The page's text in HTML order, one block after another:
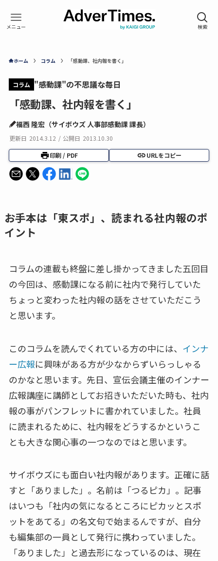
ホーム コラム 「感動課、社内報を書く」
コラム "感動課"の不思議な毎日
「感動課、社内報を書く」
福西 隆宏（サイボウズ 人事部感動課 課長）
更新日 2014.3.12 / 公開日 2013.10.30
印刷 / PDF URLをコピー
お手本は「東スポ」、読まれる社内報のポ
イント
コラムの連載も終盤に差し掛かってきました五回目
の今回は、感動課になる前に社内で発行していた
ちょっと変わった社内報の話をさせていただこう
と思います。
このコラムを読んでくれている方の中には、 インナ
ー広報に興味がある方が少なからずいらっしゃる
のかなと思います。先日、宣伝会議主催のインナー
広報講座に講師としてお招きいただいた時も、社内
報の事がパンフレットに書かれていました。社員
に読まれるために、社内報をどうするかというこ
とも大きな関心事の一つなのではと思います。
サイボウズにも面白い社内報があります。正確に話
すと「ありました」。名前は「つるピカ」。記事
はいつも「社内の気になるところにピカッとスポ
ットをあてる」の名文句で始まるんですが、自分
も編集部の一員として発行に携わっていました。
「ありました」と過去形になっているのは、現在